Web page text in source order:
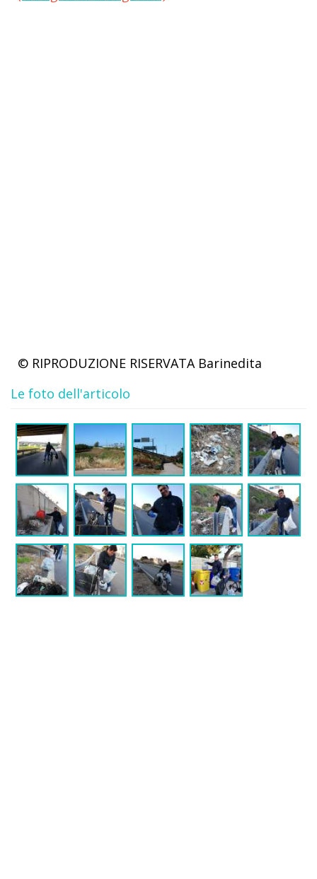
© RIPRODUZIONE RISERVATA Barinedita
Le foto dell'articolo